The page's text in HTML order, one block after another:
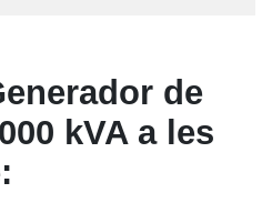
de
kVA a les